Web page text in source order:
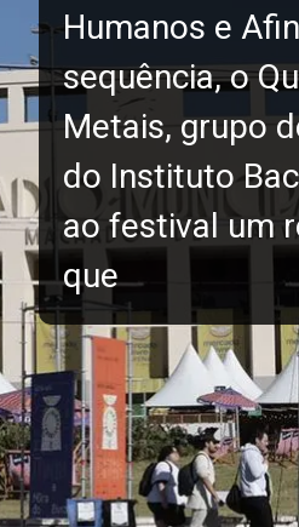
Humanos e
sequência, o
Metais, grupo
do Instituto
ao festival um
que